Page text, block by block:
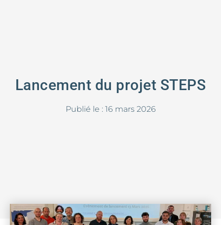
Lancement du projet STEPS
Publié le : 16 mars 2026